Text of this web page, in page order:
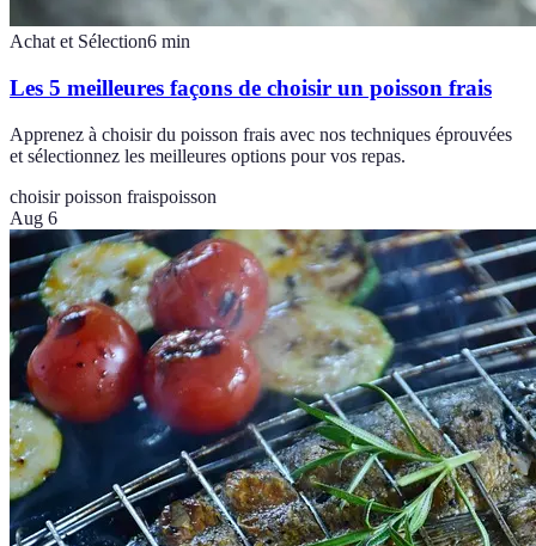
Achat et Sélection6 min
Les 5 meilleures façons de choisir un poisson frais
Apprenez à choisir du poisson frais avec nos techniques éprouvées
et sélectionnez les meilleures options pour vos repas.
choisir poisson fraispoisson
Aug 6